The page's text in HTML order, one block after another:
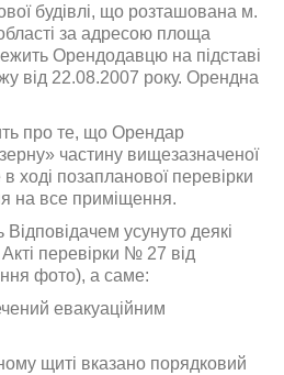
будівлі, що розташована м.
за адресою площа
Орендодавцю на підставі
від 22.08.2007 року. Орендна
про те, що Орендар
частину вищезазначеної
ході позапланової перевірки
на все приміщення.
усунуто деякі
перевірки № 27 від
фото), а саме:
евакуаційним
щиті вказано порядковий